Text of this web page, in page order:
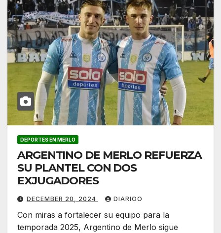
DEPORTES EN MERLO
ARGENTINO DE MERLO REFUERZA
SU PLANTEL CON DOS
EXJUGADORES
DECEMBER 20, 2024 DIARIOO
Con miras a fortalecer su equipo para la
temporada 2025, Argentino de Merlo sigue